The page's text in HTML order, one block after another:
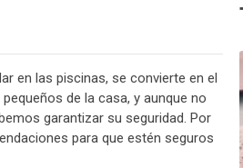
en las piscinas, se convierte en el
de la casa, y aunque no
garantizar su seguridad. Por
para que estén seguros